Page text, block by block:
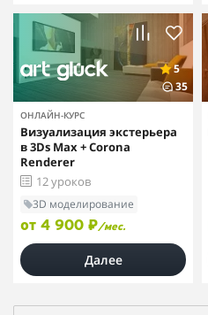
5
35
ОНЛАЙН-КУРС
Визуализация экстерьера
в 3Ds Max + Corona
Renderer
12 уроков
3D моделирование
от 4 900 ₽/мес.
Далее